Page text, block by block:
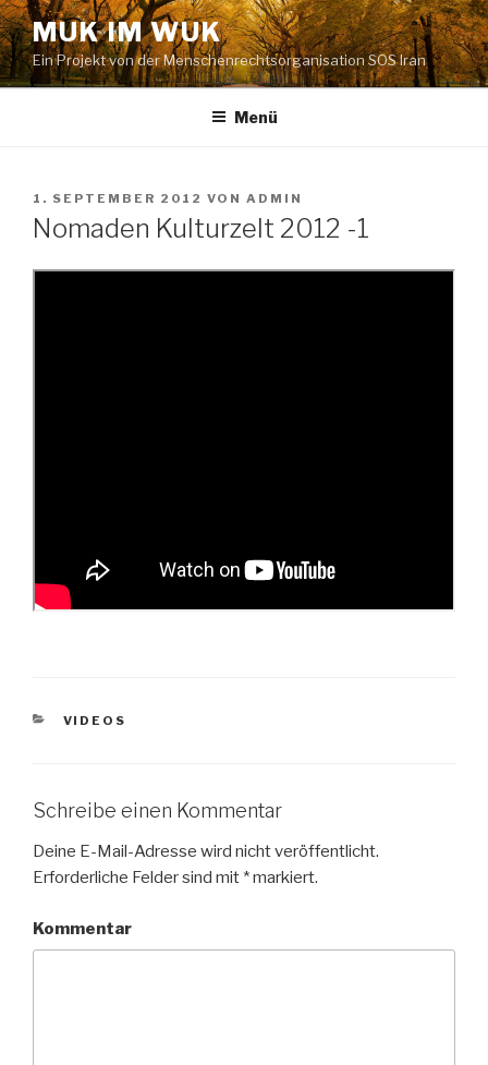
Zum
Inhalt
springen
MUK IM WUK
Ein Projekt von der Menschenrechtsorganisation SOS Iran
Menü
VERÖFFENTLICHT
AM
1. SEPTEMBER 2012 VON ADMIN
Nomaden Kulturzelt 2012 -1
KATEGORIEN
VIDEOS
Schreibe einen Kommentar
Deine E-Mail-Adresse wird nicht veröffentlicht.
Erforderliche Felder sind mit *markiert.
Kommentar